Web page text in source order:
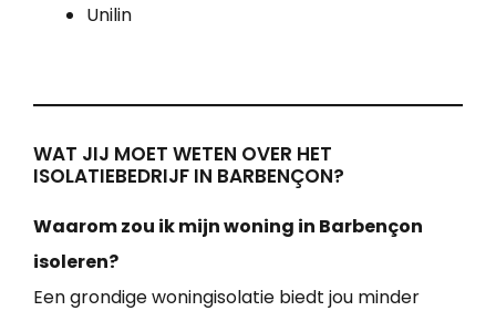
Unilin
WAT JIJ MOET WETEN OVER HET
ISOLATIEBEDRIJF IN BARBENÇON?
Waarom zou ik mijn woning in Barbençon
isoleren?
Een grondige woningisolatie biedt jou minder